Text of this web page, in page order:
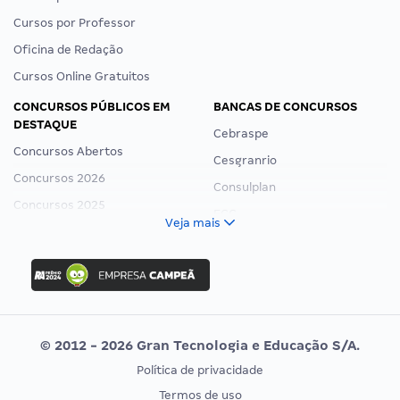
Cursos por Professor
Oficina de Redação
Cursos Online Gratuitos
CONCURSOS PÚBLICOS EM
DESTAQUE
Concursos Abertos
Concursos 2026
Concursos 2025
Concurso Ibama
Concurso MPU
Editais publicados
BANCAS DE CONCURSOS
Cebraspe
Cesgranrio
Consulplan
Vunesp
CONCURSOS POR PROFISSÃO
EXAME DE ORDEM
Veja mais
© 2012 - 2026 Gran Tecnologia e Educação S/A.
Política de privacidade
Termos de uso